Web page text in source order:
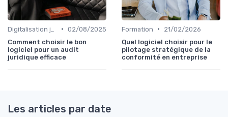
• 02/08/2025
Comment choisir le bon
logiciel pour un audit
juridique efficace
Formation •
21/02/2026
Quel logiciel choisir pour le
pilotage stratégique de la
conformité en entreprise
Les articles par date